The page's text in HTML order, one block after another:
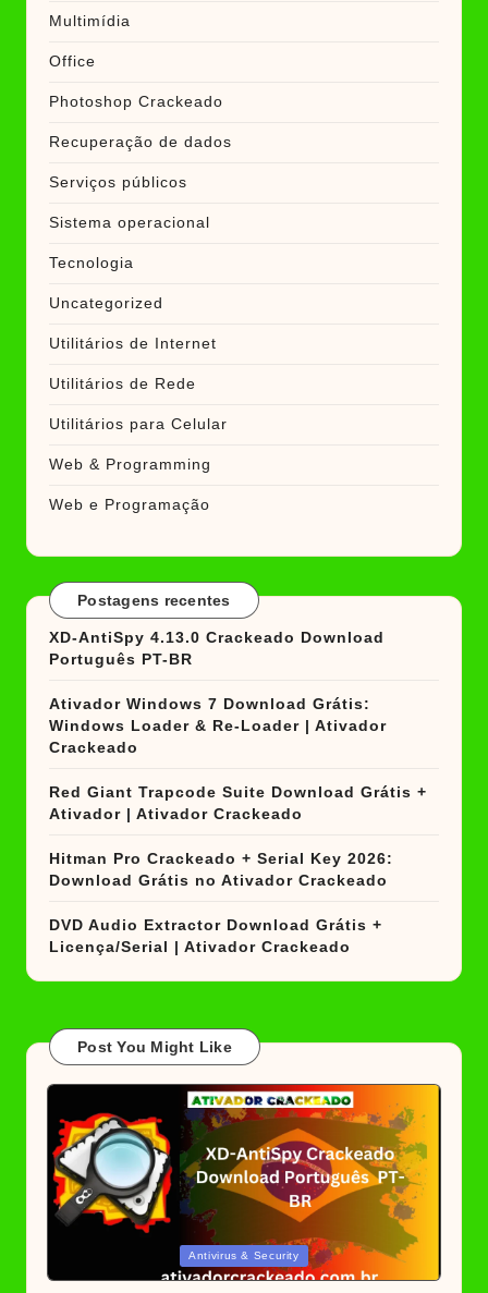
Multimídia
Office
Photoshop Crackeado
Recuperação de dados
Serviços públicos
Sistema operacional
Tecnologia
Uncategorized
Utilitários de Internet
Utilitários de Rede
Utilitários para Celular
Web & Programming
Web e Programação
Postagens recentes
XD-AntiSpy 4.13.0 Crackeado Download
Português PT-BR
Ativador Windows 7 Download Grátis:
Windows Loader & Re-Loader | Ativador
Crackeado
Red Giant Trapcode Suite Download Grátis +
Ativador | Ativador Crackeado
Hitman Pro Crackeado + Serial Key 2026:
Download Grátis no Ativador Crackeado
DVD Audio Extractor Download Grátis +
Licença/Serial | Ativador Crackeado
Post You Might Like
in
Antivirus & Security